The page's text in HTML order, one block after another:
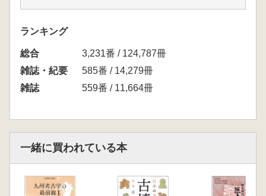
東京都調布市 染地遺跡第128地点/間 直一郎
■ 海外考古学事情〈24〉
岐路に立つイスラエル考古学/長谷川 修一
■ 考古アカデミックレポート
戦国時代における大砲の伝来過程についての研
究/上野 淳也
ランキング
総合
3,231番 / 124,787冊
雑誌・紀要
585番 / 14,279冊
雑誌
559番 / 11,664冊
一緒に買われている本